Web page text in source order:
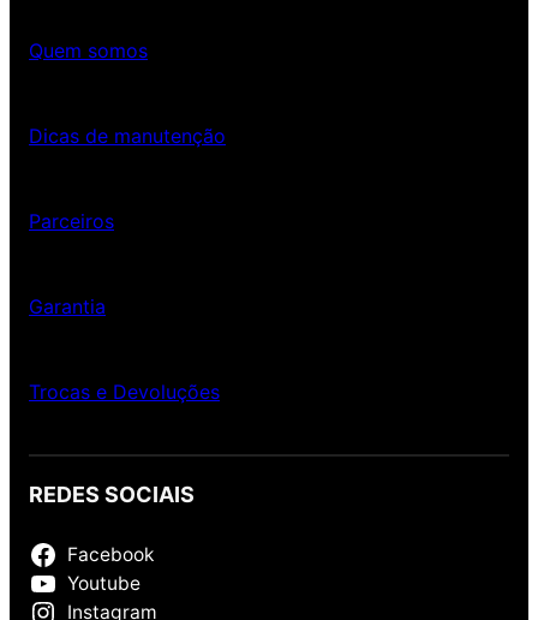
Quem somos
Dicas de manutenção
Parceiros
Garantia
Trocas e Devoluções
REDES SOCIAIS
Facebook
Youtube
Instagram